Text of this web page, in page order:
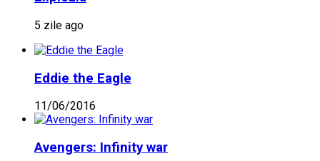
5 zile ago
Eddie the Eagle
11/06/2016
Avengers: Infinity war